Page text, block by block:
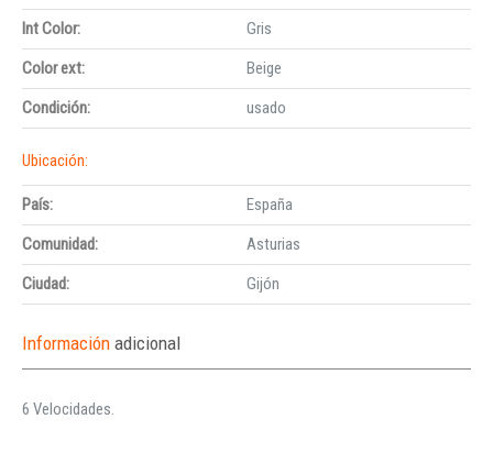
Int Color:
Gris
Color ext:
Beige
Condición:
usado
Ubicación:
País:
España
Comunidad:
Asturias
Ciudad:
Gijón
Información adicional
6 Velocidades.